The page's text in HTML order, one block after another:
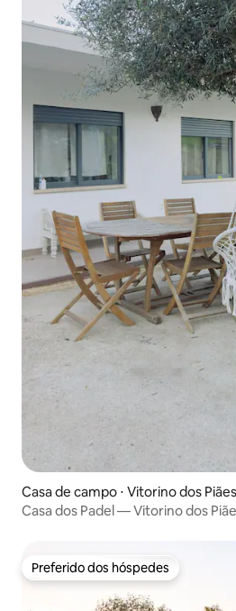
Casa de campo ⋅ Vitorino dos Piães
Casa dos Padel — Vitorino dos
Preferido dos hóspedes
Preferido dos hóspedes